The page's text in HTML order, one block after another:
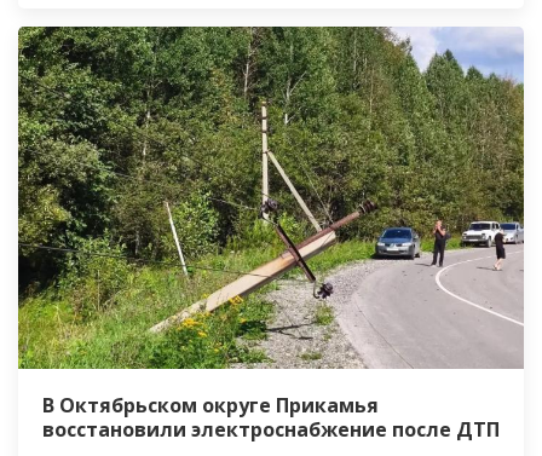
В Октябрьском округе Прикамья
восстановили электроснабжение после ДТП